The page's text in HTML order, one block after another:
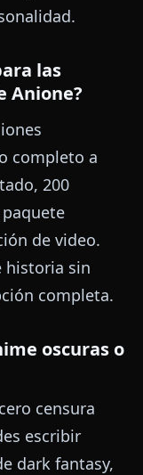
las
Anione?
completo a
200
de video.
historia sin
completa.
oscuras o
censura
escribir
dark fantasy,